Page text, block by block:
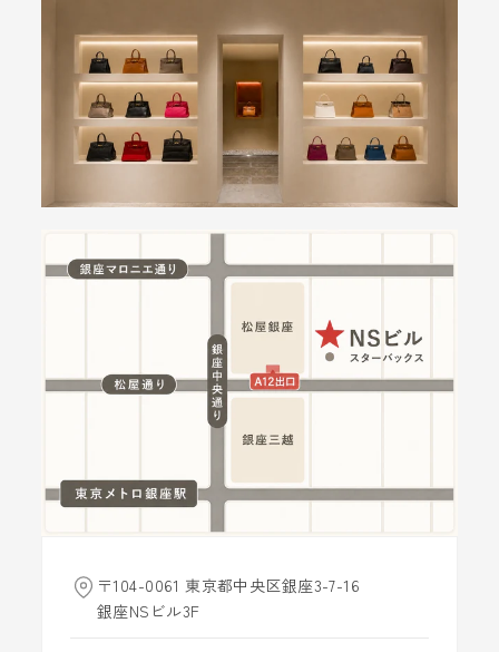
〒104-0061 東京都中央区銀座3-7-16
銀座NSビル3F